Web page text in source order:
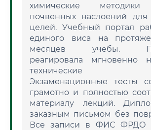
химические методики
почвенных наслоений для
целей. Учебный портал
единого виса на
месяцев учебы.
реагировала мгновенно
технические
Экзаменационные тесты
грамотно и полностью
материалу лекций.
заказным письмом без
Все записи в ФИС ФРДО